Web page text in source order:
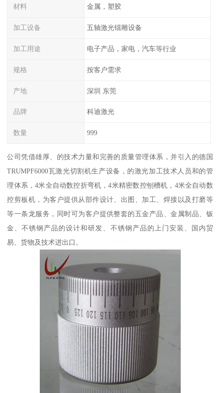
材料 金属，塑胶
加工设备 五轴激光镭雕设备
加工用途 电子产品，家电，汽车等行业
规格 按客户需求
产地 深圳 东莞
品牌 科迪激光
数量 999
公司凭借雄厚、的技术力量和完善的质量管理体系，并引入的德国
TRUMPF6000瓦激光切割机生产设备，的激光加工技术人员和的管
理体系，4米全自动数控折弯机，4米精密数控刨槽机，4米全自动数
控剪板机，为客户提供从部件设计、出图、加工、焊接以及打磨等
等一条龙服务，同时可为客户提供整套的五金产品、金属制品、钣
金、不锈钢产品的设计和研发、不锈钢产品的上门安装、国内贸
易、货物及技术进出口。